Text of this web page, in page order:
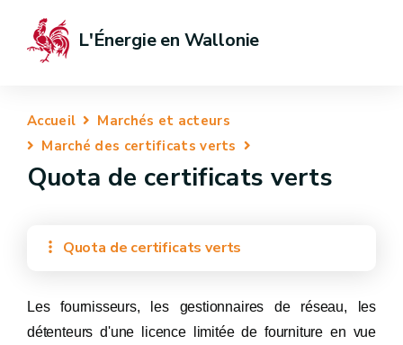
L'Énergie en Wallonie
Accueil
Marchés et acteurs
Marché des certificats verts
Quota de certificats verts
Quota de certificats verts
Les fournisseurs, les gestionnaires de réseau, les
détenteurs d'une licence limitée de fourniture en vue